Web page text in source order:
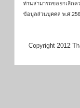
ท่านสามารถขอยกเลิกค
ข้อมูลส่วนบุคคล พ.ศ
Copyright 2012